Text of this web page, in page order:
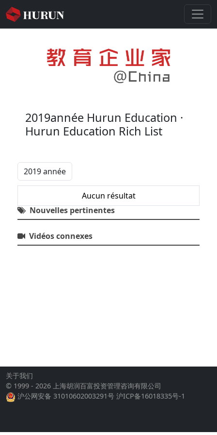
2019année Hurun Education ·
Hurun Education Rich List
Aucun résultat
Nouvelles pertinentes
Vidéos connexes
关于我们
© 1999 - 2026 上海胡润百富投资管理咨询有限公司
沪公网安备 31010602003291号 沪ICP备16018335号-1